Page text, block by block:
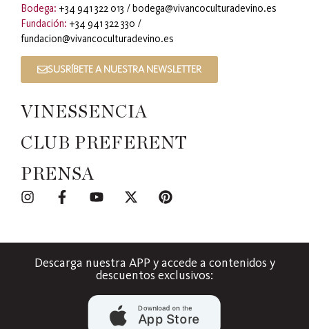
Bodega: +34 941 322 013 /bodega@vivancoculturadevino.es
Fundación: +34 941 322 330 /
fundacion@vivancoculturadevino.es
SUSRÍBETE A NUESTRA NEWSLETTER
VINESSENCIA
CLUB PREFERENT
PRENSA
Descarga nuestra APP y accede a contenidos y
descuentos exclusivos: